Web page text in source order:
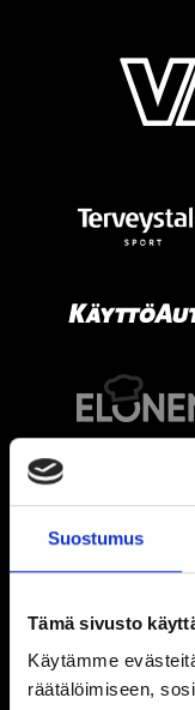
Suostumus
Tämä sivusto
Käytämme
räätälöimiseen,